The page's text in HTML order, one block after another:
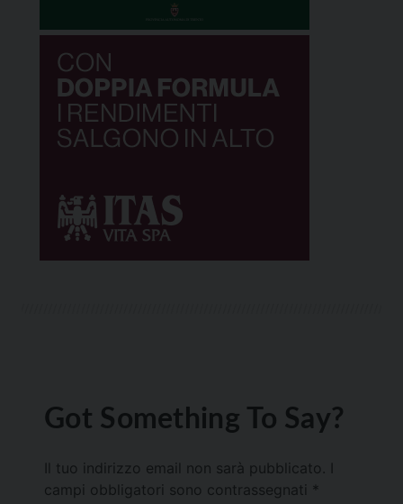
Got Something To Say?
Il tuo indirizzo email non sarà pubblicato.
campi obbligatori sono contrassegnati *